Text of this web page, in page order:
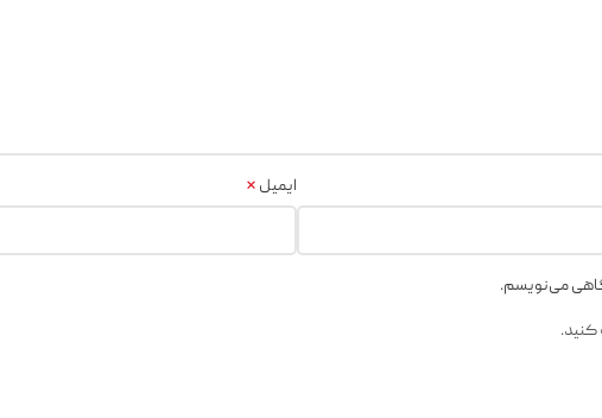
ایمیل *
می‌نویسم.
کنید.